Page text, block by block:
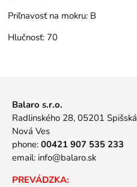
Priľnavosť na mokru: B
Hlučnosť: 70
Balaro s.r.o.
Radlinského 28, 05201 Spišská
Nová Ves
phone: 00421 907 535 233
email: info@balaro.sk
PREVÁDZKA: